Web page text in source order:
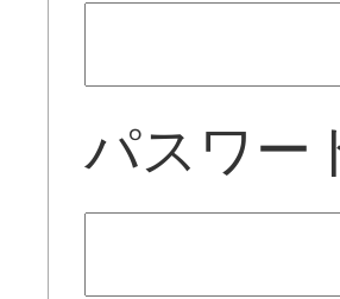
パスワー